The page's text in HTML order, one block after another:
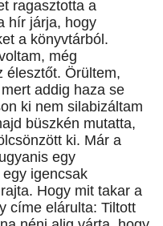
ragasztotta a
hír járja, hogy
a könyvtárból.
még
élesztőt. Örültem,
addig haza se
ki nem silabizáltam
büszkén mutatta,
ki. Már a
egy
igencsak
Hogy mit takar a
címe elárulta: Tiltott